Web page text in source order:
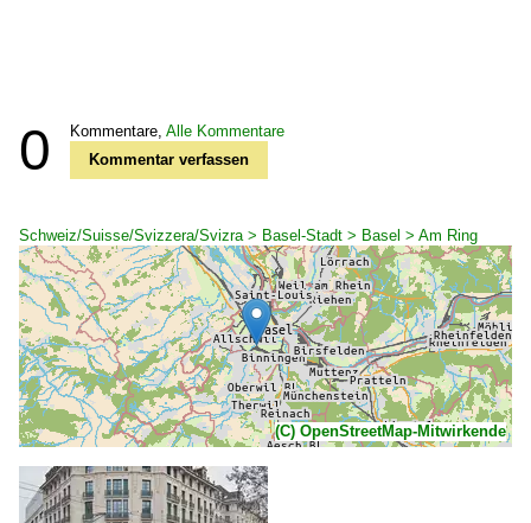
0 Kommentare, Alle Kommentare
Kommentar verfassen
Schweiz/Suisse/Svizzera/Svizra > Basel-Stadt > Basel > Am Ring
(C) OpenStreetMap-Mitwirkende